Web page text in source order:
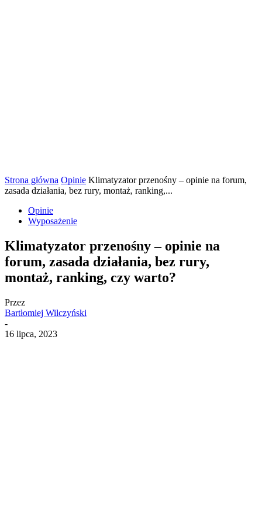
Strona główna Opinie Klimatyzator przenośny – opinie na forum,
zasada działania, bez rury, montaż, ranking,...
Opinie
Wyposażenie
Klimatyzator przenośny – opinie na
forum, zasada działania, bez rury,
montaż, ranking, czy warto?
Przez
Bartłomiej Wilczyński
-
16 lipca, 2023